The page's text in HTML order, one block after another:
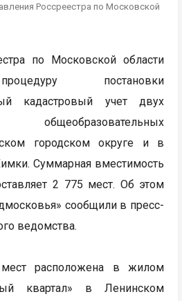
Россреестра по Московской
по Московской области
постановки
кадастровый учет двух
городском округе и в
Суммарная вместимость
2 775 мест. Об этом
сообщили в пресс-
ведомства.
расположена в жилом
квартал» в Ленинском